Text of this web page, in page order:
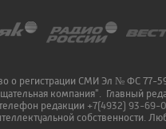
регистрации СМИ Эл № ФС 77-
компания". Главный
телефон редакции +7(4932) 93-69-
собственности.